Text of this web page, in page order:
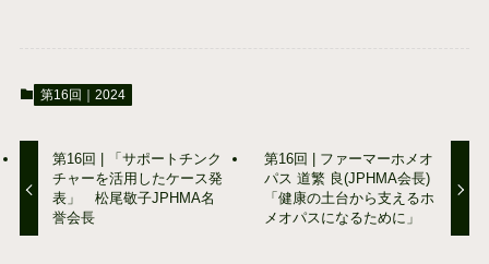
第16回｜2024
第16回 | 「サポートチンク
チャーを活用したケース発
表」 松尾敬子JPHMA名
誉会長
第16回 | ファーマーホメオ
パス 道繁 良(JPHMA会長)
「健康の土台から支えるホ
メオパスになるために」